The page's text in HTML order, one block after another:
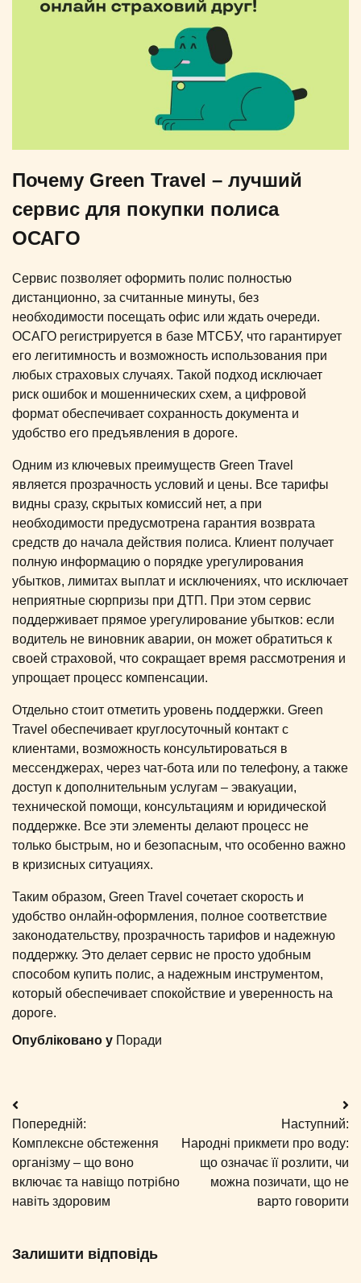
Почему Green Travel – лучший
сервис для покупки полиса
ОСАГО
Сервис позволяет оформить полис полностью
дистанционно, за считанные минуты, без
необходимости посещать офис или ждать очереди.
ОСАГО регистрируется в базе МТСБУ, что гарантирует
его легитимность и возможность использования при
любых страховых случаях. Такой подход исключает
риск ошибок и мошеннических схем, а цифровой
формат обеспечивает сохранность документа и
удобство его предъявления в дороге.
Одним из ключевых преимуществ Green Travel
является прозрачность условий и цены. Все тарифы
видны сразу, скрытых комиссий нет, а при
необходимости предусмотрена гарантия возврата
средств до начала действия полиса. Клиент получает
полную информацию о порядке урегулирования
убытков, лимитах выплат и исключениях, что исключает
неприятные сюрпризы при ДТП. При этом сервис
поддерживает прямое урегулирование убытков: если
водитель не виновник аварии, он может обратиться к
своей страховой, что сокращает время рассмотрения и
упрощает процесс компенсации.
Отдельно стоит отметить уровень поддержки. Green
Travel обеспечивает круглосуточный контакт с
клиентами, возможность консультироваться в
мессенджерах, через чат-бота или по телефону, а также
доступ к дополнительным услугам – эвакуации,
технической помощи, консультациям и юридической
поддержке. Все эти элементы делают процесс не
только быстрым, но и безопасным, что особенно важно
в кризисных ситуациях.
Таким образом, Green Travel сочетает скорость и
удобство онлайн-оформления, полное соответствие
законодательству, прозрачность тарифов и надежную
поддержку. Это делает сервис не просто удобным
способом купить полис, а надежным инструментом,
который обеспечивает спокойствие и уверенность на
дороге.
Опубліковано у Поради
Навігація
записів
Попередній:
Комплексне обстеження
організму – що воно
включає та навіщо потрібно
навіть здоровим
Наступний:
Народні прикмети про воду:
що означає її розлити, чи
можна позичати, що не
варто говорити
Залишити відповідь